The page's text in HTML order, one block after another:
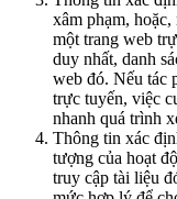
xâm phạm,
một trang web
duy nhất, danh
web đó. Nếu tác
trực tuyến, việc
nhanh quá trình
Thông tin xác
tượng của hoạt
truy cập tài liệu